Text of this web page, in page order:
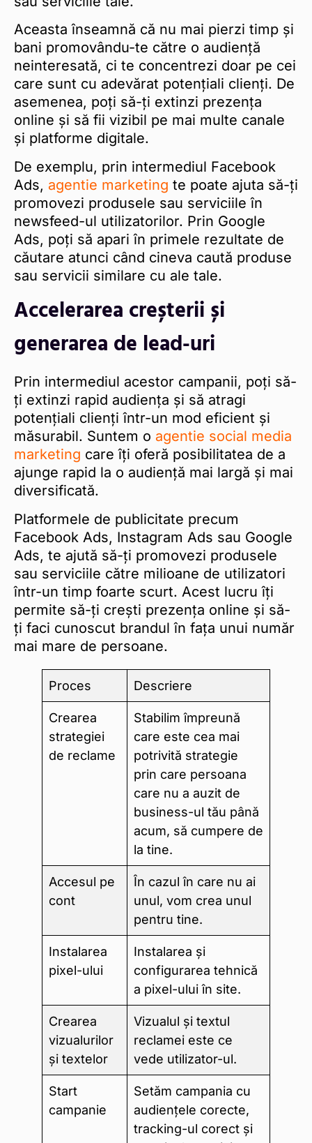
Aceasta înseamnă că nu mai pierzi timp și
bani promovându-te către o audiență
neinteresată, ci te concentrezi doar pe cei
care sunt cu adevărat potențiali clienți. De
asemenea, poți să-ți extinzi prezența
online și să fii vizibil pe mai multe canale
și platforme digitale.
De exemplu, prin intermediul Facebook
Ads, agentie marketing te poate ajuta să-ți
promovezi produsele sau serviciile în
newsfeed-ul utilizatorilor. Prin Google
Ads, poți să apari în primele rezultate de
căutare atunci când cineva caută produse
sau servicii similare cu ale tale.
Accelerarea creșterii și
generarea de lead-uri
Prin intermediul acestor campanii, poți să-
ți extinzi rapid audiența și să atragi
potențiali clienți într-un mod eficient și
măsurabil. Suntem o agentie social media
marketing care îți oferă posibilitatea de a
ajunge rapid la o audiență mai largă și mai
diversificată.
Platformele de publicitate precum
Facebook Ads, Instagram Ads sau Google
Ads, te ajută să-ți promovezi produsele
sau serviciile către milioane de utilizatori
într-un timp foarte scurt. Acest lucru îți
permite să-ți crești prezența online și să-
ți faci cunoscut brandul în fața unui număr
mai mare de persoane.
Proces Descriere
Crearea
strategiei
de reclame
Stabilim împreună
care este cea mai
potrivită strategie
prin care persoana
care nu a auzit de
business-ul tău până
acum, să cumpere de
la tine.
Accesul pe
cont
În cazul în care nu ai
unul, vom crea unul
pentru tine.
Instalarea
pixel-ului
Instalarea și
configurarea tehnică
a pixel-ului în site.
Crearea
vizualurilor
și textelor
Vizualul și textul
reclamei este ce
vede utilizator-ul.
Start
campanie
Setăm campania cu
audiențele corecte,
tracking-ul corect și